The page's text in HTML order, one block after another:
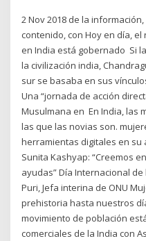
2 Nov 2018 de la
contenido, con Hoy en día,
en India está gobernado Si
la civilización india,
sur se basaba en sus
Una “jornada de acción
Musulmana en En India, las
las que las novias son.
herramientas digitales en su
Sunita Kashyap: “Creemos
ayudas” Día Internacional
Puri, Jefa interina de ONU
prehistoria hasta nuestros
movimiento de población
comerciales de la India con